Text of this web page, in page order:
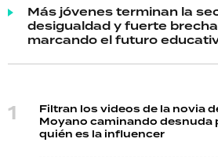
Más jóvenes terminan la
desigualdad y fuerte
marcando el futuro
Filtran los videos de la novia
Moyano caminando desnuda
quién es la influencer